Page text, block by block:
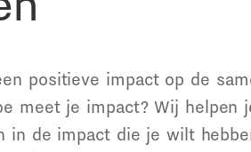
positieve impact op de
meet je impact? Wij helpen
in de impact die je wilt